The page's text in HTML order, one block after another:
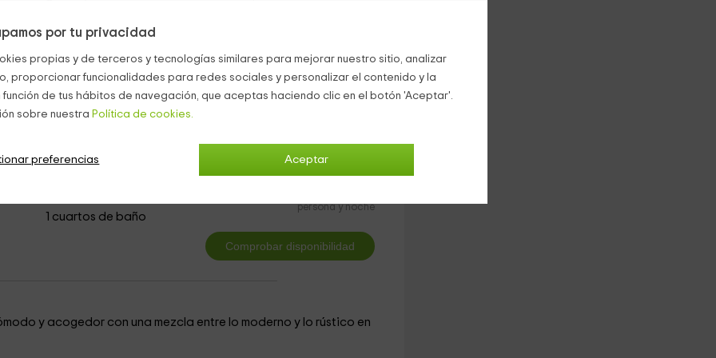
por tu privacidad
propias y de terceros y tecnologías similares para mejorar nuestro sitio, analizar
proporcionar funcionalidades para redes sociales y personalizar el contenido y la
de tus hábitos de navegación, que aceptas haciendo clic en el botón 'Aceptar'.
sobre nuestra Política de cookies.
Aceptar
preferencias
suplementosadicionales.
con encanto El Rocio
1 cuartos de baño
persona y noche
y acogedor con una mezcla entre lo moderno y lo rústico en